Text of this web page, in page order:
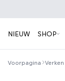
NIEUW SHOP
Voorpagina